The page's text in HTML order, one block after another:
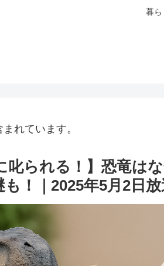
暮ら
れています。
叱られる！】恐竜は
！｜2025年5月2日